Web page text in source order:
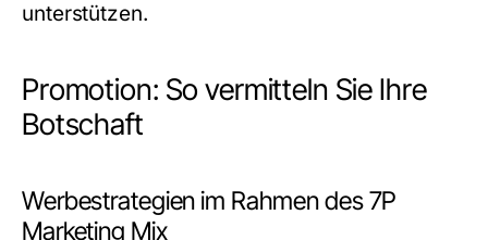
unterstützen.
Promotion: So vermitteln Sie Ihre
Botschaft
Werbestrategien im Rahmen des 7P
Marketing Mix